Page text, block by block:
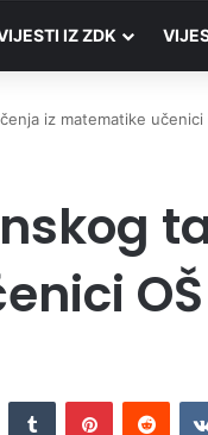
IZ ZDK
iz matematike učenici
OŠ
Tumblr Pinterest